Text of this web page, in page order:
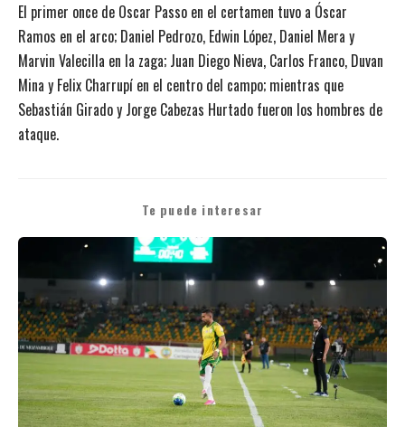
El primer once de Oscar Passo en el certamen tuvo a Óscar
Ramos en el arco; Daniel Pedrozo, Edwin López, Daniel Mera y
Marvin Valecilla en la zaga; Juan Diego Nieva, Carlos Franco, Duvan
Mina y Felix Charrupí en el centro del campo; mientras que
Sebastián Girado y Jorge Cabezas Hurtado fueron los hombres de
ataque.
Te puede interesar